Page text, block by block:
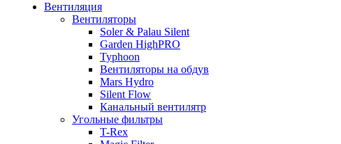
Вентиляция
Вентиляторы
Soler & Palau Silent
Garden HighPRO
Typhoon
Вентиляторы на обдув
Mars Hydro
Silent Flow
Канальный вентилятр
Угольные фильтры
T-Rex